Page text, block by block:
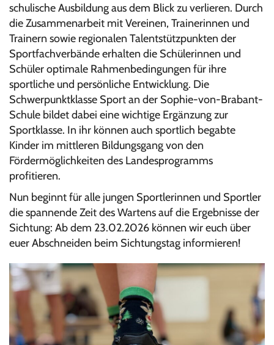
schulische Ausbildung aus dem Blick zu verlieren. Durch
die Zusammenarbeit mit Vereinen, Trainerinnen und
Trainern sowie regionalen Talentstützpunkten der
Sportfachverbände erhalten die Schülerinnen und
Schüler optimale Rahmenbedingungen für ihre
sportliche und persönliche Entwicklung. Die
Schwerpunktklasse Sport an der Sophie-von-Brabant-
Schule bildet dabei eine wichtige Ergänzung zur
Sportklasse. In ihr können auch sportlich begabte
Kinder im mittleren Bildungsgang von den
Fördermöglichkeiten des Landesprogramms
profitieren.
Nun beginnt für alle jungen Sportlerinnen und Sportler
die spannende Zeit des Wartens auf die Ergebnisse der
Sichtung: Ab dem 23.02.2026 können wir euch über
euer Abschneiden beim Sichtungstag informieren!